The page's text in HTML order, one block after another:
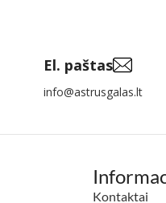
El. paštas
info@astrusgalas.lt
Kontaktai